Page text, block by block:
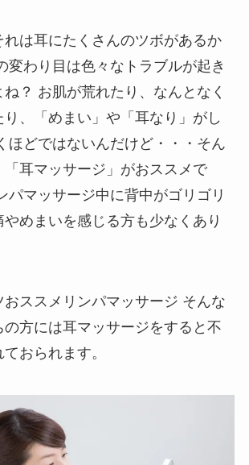
れは耳にたくさんのツボがあるか
変わり目は色々なトラブルが起き
？ お肌が荒れたり、なんとなく
、「めまい」や「耳なり」がし
ほどではないんだけど・・・そん
「耳マッサージ」がおススメで
パマッサージ中に背中がゴリゴリ
めまいを感じる方も少なくあり
おススメリンパマッサージ そんな
の方には耳マッサージをすると不
おられます。